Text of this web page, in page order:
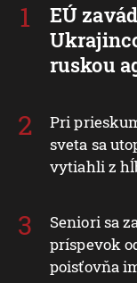
EÚ
ruskou
Pri
sveta sa
vytiahli z
Seniori sa
príspevok
poisťovňa